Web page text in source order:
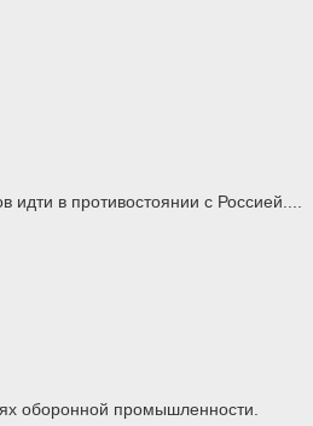
в противостоянии с Россией....
оборонной промышленности.